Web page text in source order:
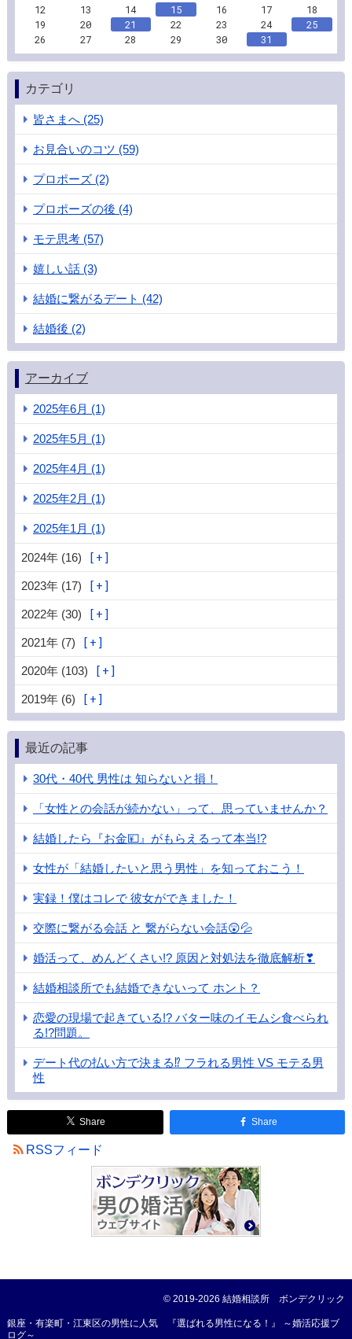
12
13 14 15 16 17
18
19
20 21 22 23 24
25
26
27 28 29 30 31
カテゴリ
皆さまへ (25)
お見合いのコツ (59)
プロポーズ (2)
プロポーズの後 (4)
モテ思考 (57)
嬉しい話 (3)
結婚に繋がるデート (42)
結婚後 (2)
アーカイブ
2025年6月 (1)
2025年5月 (1)
2025年4月 (1)
2025年2月 (1)
2025年1月 (1)
2024年 (16)
2023年 (17)
2022年 (30)
2021年 (7)
2020年 (103)
2019年 (6)
最近の記事
30代・40代 男性は 知らないと損！
「女性との会話が続かない」って、思っていませんか？
結婚したら『お金💴』がもらえるって本当!?
女性が「結婚したいと思う男性」を知っておこう！
実録！僕はコレで 彼女ができました！
交際に繋がる会話 と 繋がらない会話😲💦
婚活って、めんどくさい!? 原因と対処法を徹底解析❣
結婚相談所でも結婚できないって ホント？
恋愛の現場で起きている!? バター味のイモムシ食べられ
る!?問題。
デート代の払い方で決まる⁉ フラれる男性 VS モテる男
性
Share Share
RSSフィード
© 2019-2026 結婚相談所 ボンデクリック
銀座・有楽町・江東区の男性に人気 『選ばれる男性になる！』 ～婚活応援ブ
ログ～